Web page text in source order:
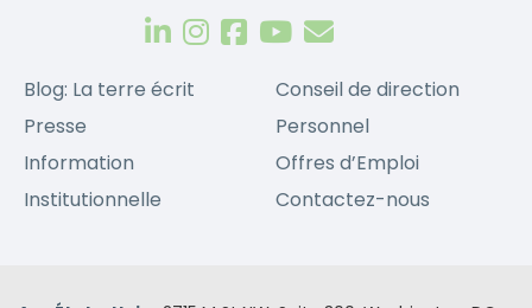
Blog: La terre écrit
Presse
Information
Institutionnelle
Conseil de direction
Personnel
Offres d’Emploi
Contactez-nous